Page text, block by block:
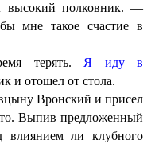
высокий полковник. —
мне такое счастие в
терять. Я иду в
и отошел от стола.
Вронский и присел
Выпив предложенный
влиянием ли клубного